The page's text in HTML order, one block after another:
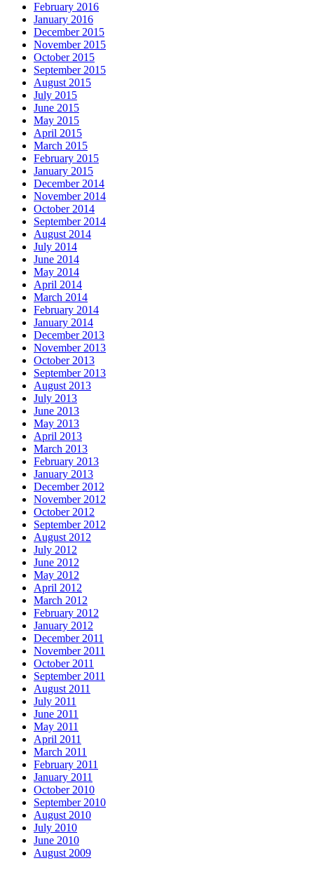
February 2016
January 2016
December 2015
November 2015
October 2015
September 2015
August 2015
July 2015
June 2015
May 2015
April 2015
March 2015
February 2015
January 2015
December 2014
November 2014
October 2014
September 2014
August 2014
July 2014
June 2014
May 2014
April 2014
March 2014
February 2014
January 2014
December 2013
November 2013
October 2013
September 2013
August 2013
July 2013
June 2013
May 2013
April 2013
March 2013
February 2013
January 2013
December 2012
November 2012
October 2012
September 2012
August 2012
July 2012
June 2012
May 2012
April 2012
March 2012
February 2012
January 2012
December 2011
November 2011
October 2011
September 2011
August 2011
July 2011
June 2011
May 2011
April 2011
March 2011
February 2011
January 2011
October 2010
September 2010
August 2010
July 2010
June 2010
August 2009